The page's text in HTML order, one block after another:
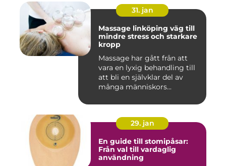
31. jan
Massage linköping väg till
mindre stress och starkare
kropp
Massage har gått från att
vara en lyxig behandling till
att bli en självklar del av
många människors...
29. jan
En guide till stomipåsar:
Från val till vardaglig
användning